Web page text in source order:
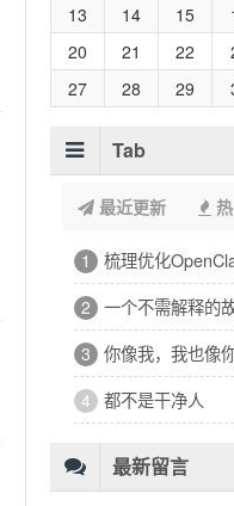
13
14 15
20
21 22
27
28 29
Tab
最近更新
1 浑浑噩噩一整天
2 32岁的深夜，有
3 修车、装盖板、
4 看完文德的二手
6